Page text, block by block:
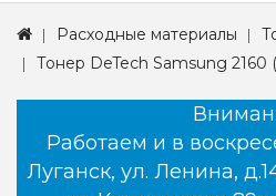
Расходные материалы
Тонер DeTech Samsung 2160
Работаем и в
Луганск, ул. Ленина,